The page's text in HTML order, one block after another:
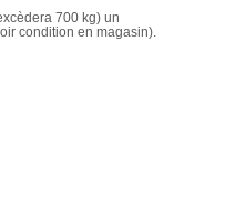
700 kg) un
condition en magasin).